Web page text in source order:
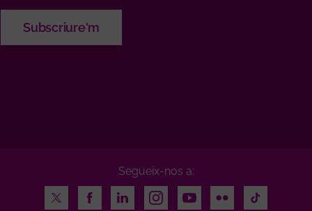
Segueix-nos a:
Twitter
FacebookLinkedInInstagramYoutubeFlickr TikTok